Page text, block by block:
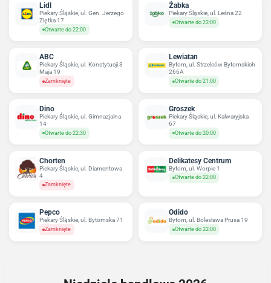
Lidl
Piekary Śląskie, ul. Gen. Jerzego
Ziętka 17
Otwarte do 22:00
Żabka
Piekary Śląskie, ul. Leśna 22
Otwarte do 23:00
ABC
Piekary Śląskie, ul. Konstytucji 3
Maja 19
Zamknięte
Lewiatan
Bytom, ul. Strzelców Bytomskich
266A
Otwarte do 21:00
Dino
Piekary Śląskie, ul. Gimnazjalna
14
Otwarte do 22:30
Groszek
Piekary Śląskie, ul. Kalwaryjska
67
Otwarte do 20:00
Chorten
Piekary Śląskie, ul. Diamentowa
4
Zamknięte
Delikatesy Centrum
Bytom, ul. Worpie 1
Otwarte do 22:00
Pepco
Piekary Śląskie, ul. Bytomska 71
Zamknięte
Odido
Bytom, ul. Bolesława Prusa 19
Otwarte do 22:00